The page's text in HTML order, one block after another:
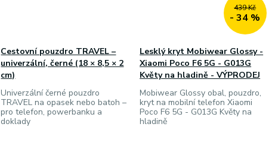
Cestovní pouzdro TRAVEL –
univerzální, černé (18 × 8,5 × 2
cm)
Univerzální černé pouzdro
TRAVEL na opasek nebo batoh –
pro telefon, powerbanku a
doklady
439 Kč
- 34 %
Lesklý kryt Mobiwear Glossy -
Xiaomi Poco F6 5G - G013G
Květy na hladině - VÝPRODEJ
Mobiwear Glossy obal, pouzdro,
kryt na mobilní telefon Xiaomi
Poco F6 5G - G013G Květy na
hladině